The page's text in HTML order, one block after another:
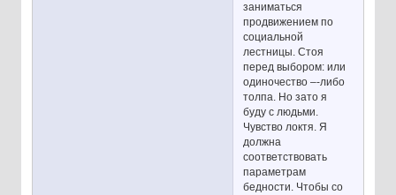
заниматься
продвижением по
социальной
лестницы. Стоя
перед выбором: или
одиночество –-либо
толпа. Но зато я
буду с людьми.
Чувство локтя. Я
должна
соответствовать
параметрам
бедности. Чтобы со